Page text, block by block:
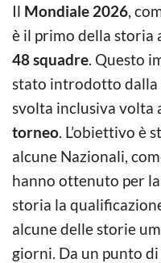
Il Mondiale 2026,
è il primo della storia
48 squadre. Questo
stato introdotto dalla
svolta inclusiva volta
torneo. L’obiettivo è
alcune Nazionali,
hanno ottenuto per
storia la
alcune delle storie
giorni. Da un punto